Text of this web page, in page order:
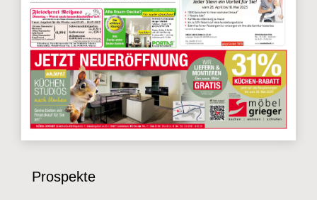
Prospekte